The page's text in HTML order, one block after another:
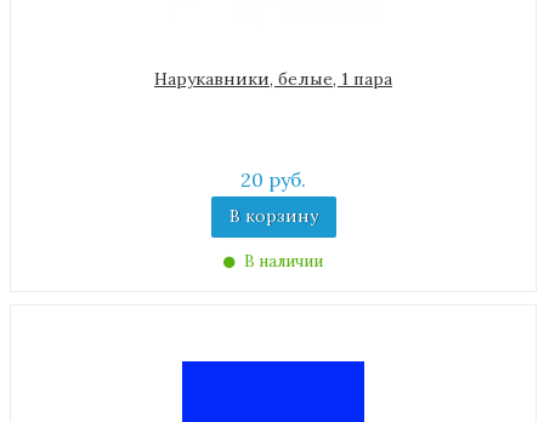
Нарукавники, белые, 1 пара
20 руб.
В корзину
В наличии